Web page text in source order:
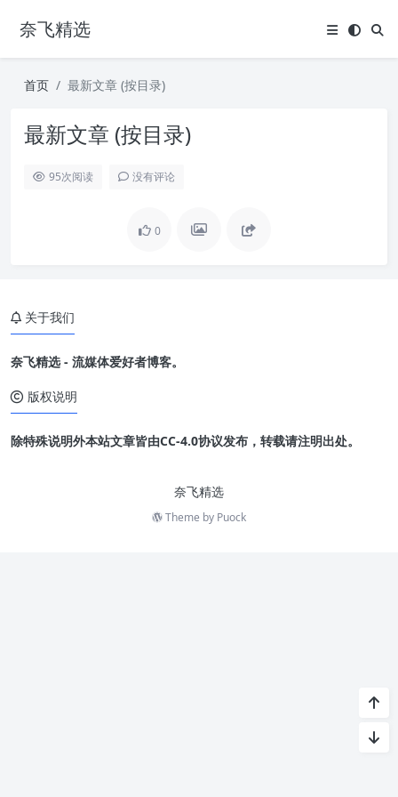
奈飞精选
首页 最新文章 (按目录)
最新文章 (按目录)
95次阅读 没有评论
0
关于我们
奈飞精选 - 流媒体爱好者博客。
版权说明
除特殊说明外本站文章皆由CC-4.0协议发布，转载请注明出处。
奈飞精选
Theme by Puock